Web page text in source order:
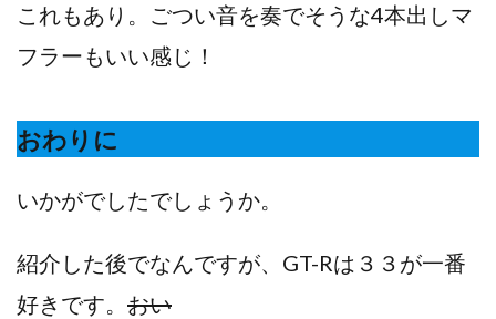
これもあり。ごつい音を奏でそうな4本出しマ
フラーもいい感じ！
おわりに
いかがでしたでしょうか。
紹介した後でなんですが、GT-Rは３３が一番
好きです。 おい